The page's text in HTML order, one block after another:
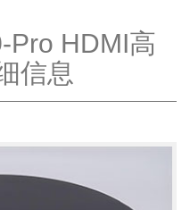
Pro HDMI高
信息